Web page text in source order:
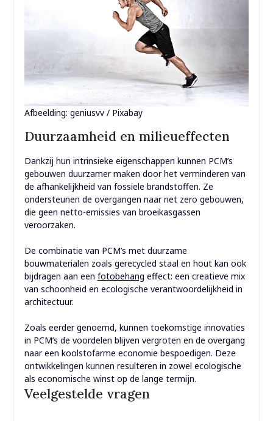
Afbeelding: geniusvv / Pixabay
Duurzaamheid en milieueffecten
Dankzij hun intrinsieke eigenschappen kunnen PCM’s
gebouwen duurzamer maken door het verminderen van
de afhankelijkheid van fossiele brandstoffen. Ze
ondersteunen de overgangen naar net zero gebouwen,
die geen netto-emissies van broeikasgassen
veroorzaken.
De combinatie van PCM’s met duurzame
bouwmaterialen zoals gerecycled staal en hout kan ook
bijdragen aan een fotobehang effect: een creatieve mix
van schoonheid en ecologische verantwoordelijkheid in
architectuur.
Zoals eerder genoemd, kunnen toekomstige innovaties
in PCM’s de voordelen blijven vergroten en de overgang
naar een koolstofarme economie bespoedigen. Deze
ontwikkelingen kunnen resulteren in zowel ecologische
als economische winst op de lange termijn.
Veelgestelde vragen